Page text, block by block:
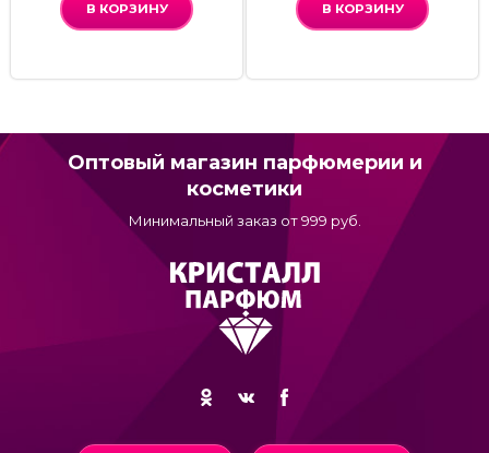
В КОРЗИНУ В КОРЗИНУ
Оптовый магазин парфюмерии и
косметики
Минимальный заказ от 999 руб.